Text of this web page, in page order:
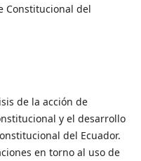
Constitucional del
de la acción de
y el desarrollo
del Ecuador.
en torno al uso de